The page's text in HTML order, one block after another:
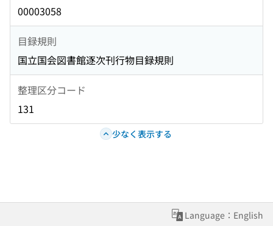
00003058
目録規則
国立国会図書館逐次刊行物目録規則
整理区分コード
131
少なく表示する
Language：English